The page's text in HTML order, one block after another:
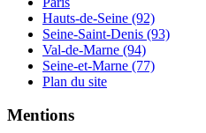
Hauts-de-Seine (92)
Seine-Saint-Denis (93)
Val-de-Marne (94)
Seine-et-Marne (77)
Plan du site
Mentions